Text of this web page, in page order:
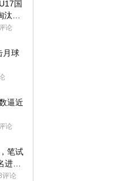
国
赛
论
月球
逼近
论
笔试
体
通
评论